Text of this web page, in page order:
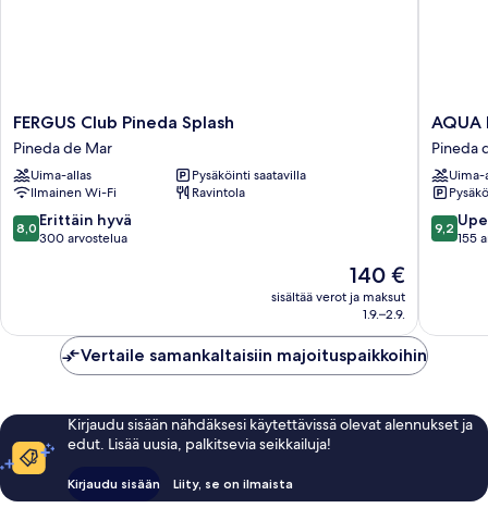
FERGUS
Club
Pineda
Splash
Pineda
de
Mar
FERGUS Club Pineda Splash
Pineda de Mar
Uima-allas
Pysäköinti saatavilla
Ilmainen Wi-Fi
Ravintola
8.0
kautta
arvostelua
8,0 Erittäin hyvä
300 arvostelua
Hinta
on
140 €
140 €
sisältää verot ja maksut
1.9.–2.9.
AQUA
Hotel
&
Spa
Pineda
de
AQUA
Pineda
Uima-
9.2
kautta
9,2
155
Vertaile samankaltaisiin majoituspaikkoihin
Kirjaudu sisään nähdäksesi käytettävissä olevat alennukset ja
edut. Lisää uusia, palkitsevia seikkailuja!
Kirjaudu sisään Liity, se on ilmaista